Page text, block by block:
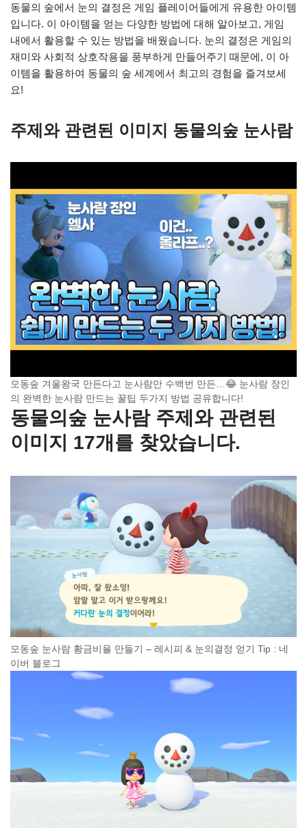
동물의 숲에서 눈의 결정은 게임 플레이어들에게 유용한 아이템
입니다. 이 아이템을 얻는 다양한 방법에 대해 알아보고, 게임
내에서 활용할 수 있는 방법을 배웠습니다. 눈의 결정은 게임의
재미와 사회적 상호작용을 풍부하게 만들어주기 때문에, 이 아
이템을 활용하여 동물의 숲 세계에서 최고의 경험을 즐겨보세
요!
주제와 관련된 이미지 동물의숲 눈사람
모동숲 겨울왕국 만든다고 눈사람만 수백번 만든…😂 눈사람 장인
의 완벽한 눈사람 만드는 꿀팁 두가지 방법 공유합니다!
동물의숲 눈사람 주제와 관련된
이미지 17개를 찾았습니다.
모동숲 눈사람 황금비율 만들기 – 레시피 & 눈의결정 얻기 Tip : 네
이버 블로그